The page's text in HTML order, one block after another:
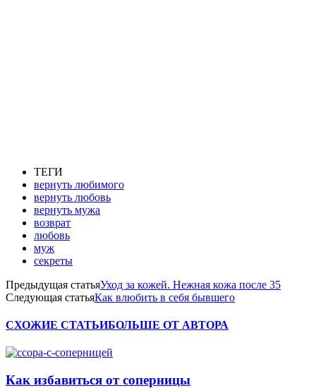
ТЕГИ
вернуть любимого
вернуть любовь
вернуть мужа
возврат
любовь
муж
секреты
Предыдущая статьяУход за кожей. Нежная кожа после 35
Следующая статьяКак влюбить в себя бывшего
СХОЖИЕ СТАТЬИБОЛЬШЕ ОТ АВТОРА
Как избавиться от соперницы